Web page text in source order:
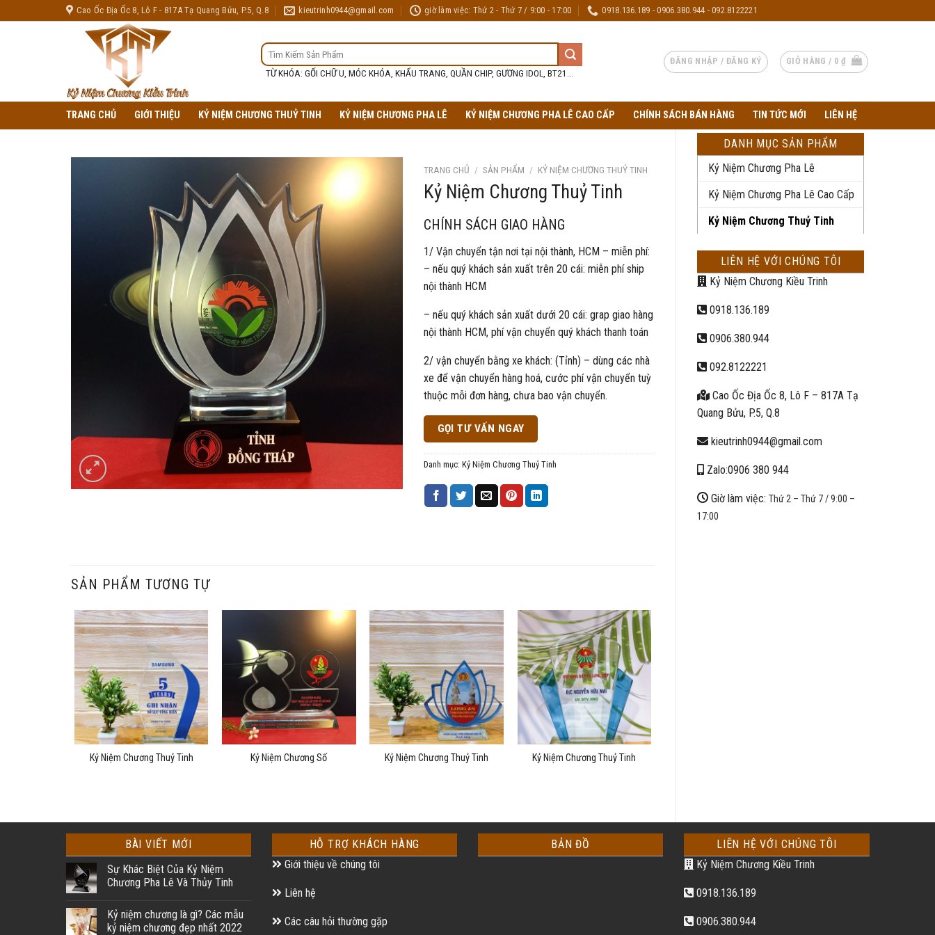
to
Cao Ốc Địa Ốc 8, Lô F - 817A Tạ Quang Bửu, P.5, Q.8 kieutrinh0944@gmail.com giờ làm việc: Thứ 2 - Thứ 7 / 9:00 - 17:00 0918.136.189 - 0906.380.944 - 092.8122221
TÌM
KIẾM:
TỪ KHÓA: GỐI CHỮ U, MÓC KHÓA, KHẨU TRANG, QUẦN CHIP, GƯƠNG IDOL, BT21...
ĐĂNG NHẬP / ĐĂNG KÝ GIỎ HÀNG / 0 ₫
TRANG CHỦ GIỚI THIỆU KỶ NIỆM CHƯƠNG THUỶ TINH KỶ NIỆM CHƯƠNG PHA LÊ KỶ NIỆM CHƯƠNG PHA LÊ CAO CẤP CHÍNH SÁCH BÁN HÀNG TIN TỨC MỚI LIÊN HỆ
DANH MỤC SẢN PHẨM
Kỷ Niệm Chương Pha Lê
Kỷ Niệm Chương Pha Lê Cao Cấp
Kỷ Niệm Chương Thuỷ Tinh
LIÊN HỆ VỚI CHÚNG TÔI
Kỷ Niệm Chương Kiều Trinh
0918.136.189
0906.380.944
092.8122221
Cao Ốc Địa Ốc 8, Lô F – 817A Tạ
Quang Bửu, P.5, Q.8
kieutrinh0944@gmail.com
Zalo:0906 380 944
Giờ làm việc: Thứ 2 – Thứ 7 / 9:00 –
17:00
TRANG CHỦ / SẢN PHẨM / KỶ NIỆM CHƯƠNG THUỶ TINH
Kỷ Niệm Chương Thuỷ Tinh
CHÍNH SÁCH GIAO HÀNG
1/ Vận chuyển tận nơi tại nội thành, HCM – miễn phí:
– nếu quý khách sản xuất trên 20 cái: miễn phí ship
nội thành HCM
– nếu quý khách sản xuất dưới 20 cái: grap giao hàng
nội thành HCM, phí vận chuyển quý khách thanh toán
2/ vận chuyển bằng xe khách: (Tỉnh) – dùng các nhà
xe để vận chuyển hàng hoá, cước phí vận chuyển tuỳ
thuộc mỗi đơn hàng, chưa bao vận chuyển.
GỌI TƯ VẤN NGAY
Danh mục: Kỷ Niệm Chương Thuỷ Tinh
SẢN PHẨM TƯƠNG TỰ
Kỷ Niệm Chương Thuỷ Tinh Kỷ Niệm Chương Số Kỷ Niệm Chương Thuỷ Tinh Kỷ Niệm Chương Thuỷ Tinh
BÀI VIẾT MỚI
Sự Khác Biệt Của Kỷ Niệm
Chương Pha Lê Và Thủy Tinh
Kỷ niệm chương là gì? Các mẫu
kỷ niệm chương đẹp nhất 2022
HỖ TRỢ KHÁCH HÀNG
Giới thiệu về chúng tôi
Liên hệ
Các câu hỏi thường gặp
BẢN ĐỒ
LIÊN HỆ VỚI CHÚNG TÔI
Kỷ Niệm Chương Kiều Trinh
0918.136.189
0906.380.944